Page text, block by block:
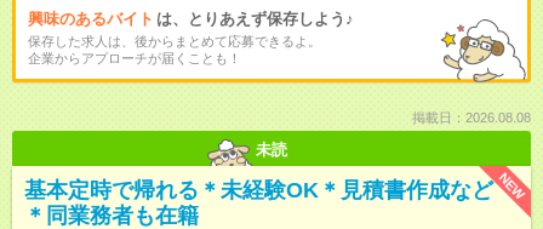
興味のあるバイト は、とりあえず保存しよう♪
保存した求人は、後からまとめて応募できるよ。
企業からアプローチが届くことも！
掲載日：2026.08.08
未読
NEW
基本定時で帰れる＊未経験OK＊見積書作成など
＊同業務者も在籍